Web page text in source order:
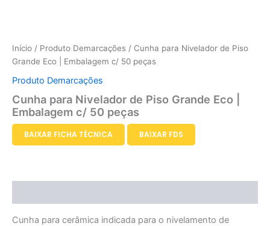
Início / Produto Demarcações / Cunha para Nivelador de Piso
Grande Eco | Embalagem c/ 50 peças
Produto Demarcações
Cunha para Nivelador de Piso Grande Eco |
Embalagem c/ 50 peças
BAIXAR FICHA TÉCNICA BAIXAR FDS
Cunha para cerâmica indicada para o nivelamento de